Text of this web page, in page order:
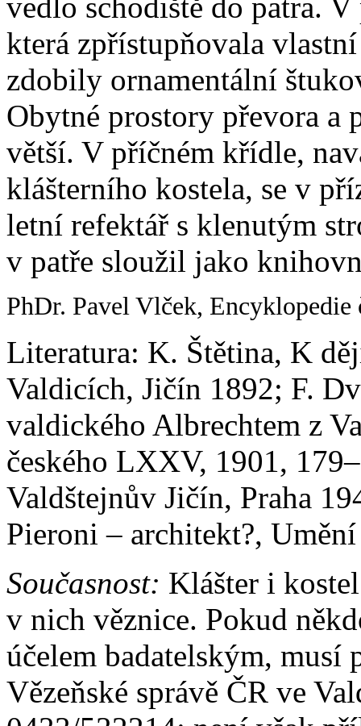
která zpřístupňovala
zdobily ornamentální
Obytné prostory převora a
větší. V příčném křídle,
klášterního kostela, se v
letní refektář s klenutým
v patře sloužil jako
PhDr. Pavel Vlček,
Literatura: K. Štětina, K
Valdicích, Jičín 1892; F.
valdického Albrechtem z
českého LXXV, 1901,
Valdštejnův Jičín, Praha
Pieroni – architekt?,
Současnost: Klášter i
v nich věznice. Pokud
účelem badatelským, musí
Vězeňské správě ČR ve